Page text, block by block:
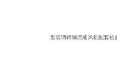
型玻璃钢轴流通风机配套松